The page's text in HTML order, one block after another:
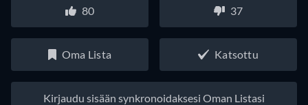
80 37
Oma Lista Katsottu
Kirjaudu sisään synkronoidaksesi Oman Listasi